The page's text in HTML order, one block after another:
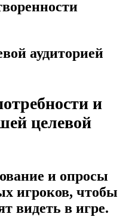
аудиторией
и
целевой
и опросы
игроков, чтобы
видеть в игре.